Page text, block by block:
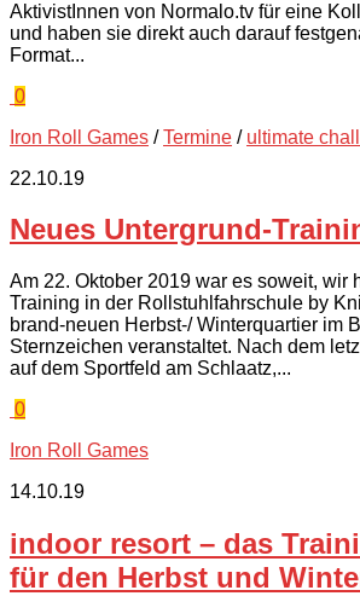
AktivistInnen von Normalo.tv für eine
und haben sie direkt auch darauf
Format...
0
Iron Roll Games /Termine / ultimate
22.10.19
Neues Untergrund-
Am 22. Oktober 2019 war es soweit, wir
Training in der Rollstuhlfahrschule by
brand-neuen Herbst-/ Winterquartier im
Sternzeichen veranstaltet. Nach dem
auf dem Sportfeld am Schlaatz,...
0
Iron Roll Games
14.10.19
indoor resort – das
für den Herbst und